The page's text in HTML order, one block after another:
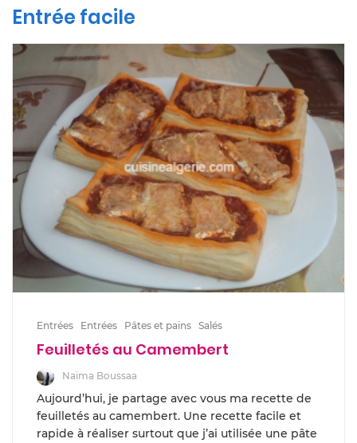
Entrée facile
Entrées Entrées Pâtes et pains Salés
Feuilletés au Camembert
Naima Boussaa
Aujourd’hui, je partage avec vous ma recette de
feuilletés au camembert. Une recette facile et
rapide à réaliser surtout que j’ai utilisée une pâte